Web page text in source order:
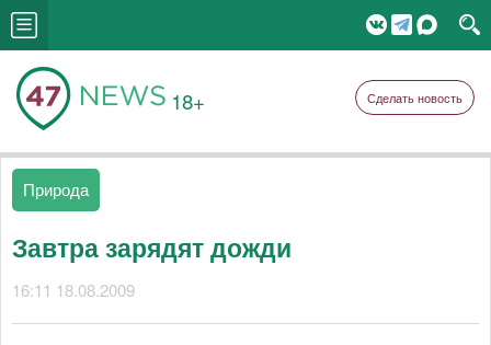
18+ Сделать новость
Природа
Завтра зарядят дожди
16:11 18.08.2009